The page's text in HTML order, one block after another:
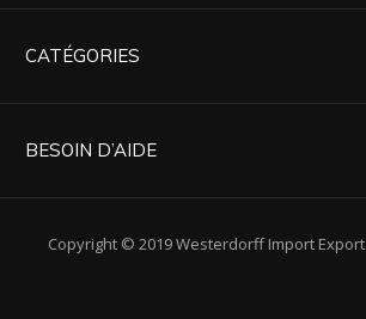
CATÉGORIES
BESOIN D’AIDE
Copyright © 2019 Westerdorff Import Export